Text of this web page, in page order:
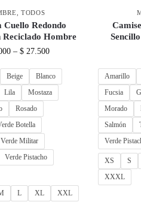
TODOS
Cuello Redondo
Reciclado Hombre
– $ 27.500
Beige
Blanco
Lila
Mostaza
Rosado
Botella
Verde Militar
Verde Pistacho
L XL
XXL
Amarillo
Fucsia
Morado
Salmón
Verde
XS S
XXXL